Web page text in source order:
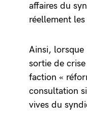
affaires du
réellement
Ainsi, lorsque
sortie de
faction «
consultation
vives du